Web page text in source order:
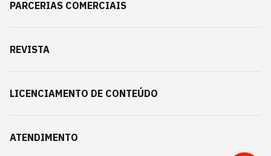
PARCERIAS COMERCIAIS
REVISTA
LICENCIAMENTO DE CONTEÚDO
ATENDIMENTO